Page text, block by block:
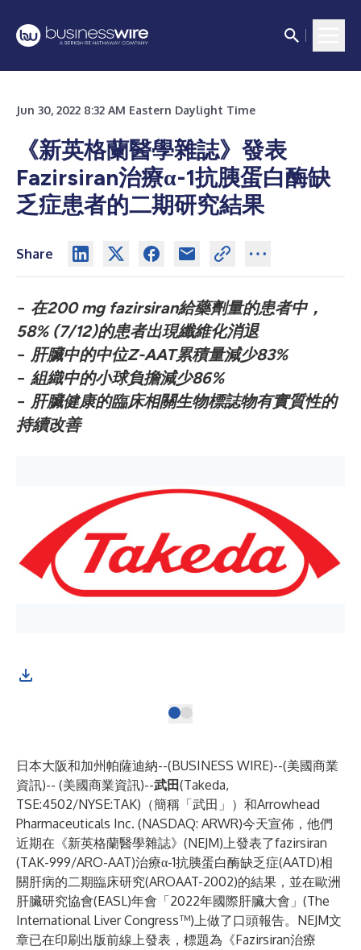
Jun 30, 2022 8:32 AM Eastern Daylight Time
《新英格蘭醫學雜誌》發表
Fazirsiran治療α-1抗胰蛋白酶缺
乏症患者的二期研究結果
Share
− 在200 mg fazirsiran給藥劑量的患者中，
58% (7/12)的患者出現纖維化消退
− 肝臟中的中位Z-AAT累積量減少83%
− 組織中的小球負擔減少86%
− 肝臟健康的臨床相關生物標誌物有實質性的
持續改善
日本大阪和加州帕薩迪納--(BUSINESS WIRE)--(美國商業
資訊)-- (美國商業資訊)--武田(Takeda,
TSE:4502/NYSE:TAK)（簡稱「武田」）和Arrowhead
Pharmaceuticals Inc. (NASDAQ: ARWR)今天宣佈，他們
近期在《新英格蘭醫學雜誌》(NEJM)上發表了fazirsiran
(TAK-999/ARO-AAT)治療α-1抗胰蛋白酶缺乏症(AATD)相
關肝病的二期臨床研究(AROAAT-2002)的結果，並在歐洲
肝臟研究協會(EASL)年會「2022年國際肝臟大會」(The
International Liver Congress™)上做了口頭報告。 NEJM文
章已在印刷出版前線上發表 ，標題為《Fazirsiran治療